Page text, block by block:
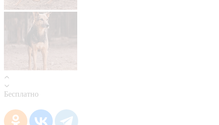
Бесплатно